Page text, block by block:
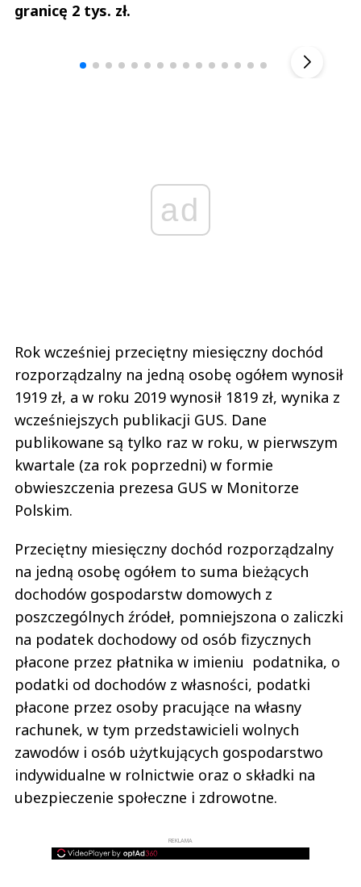
granicę 2 tys. zł.
ad
Rok wcześniej przeciętny miesięczny dochód
rozporządzalny na jedną osobę ogółem wynosił
1919 zł, a w roku 2019 wynosił 1819 zł, wynika z
wcześniejszych publikacji GUS. Dane
publikowane są tylko raz w roku, w pierwszym
kwartale (za rok poprzedni) w formie
obwieszczenia prezesa GUS w Monitorze
Polskim.
Przeciętny miesięczny dochód rozporządzalny
na jedną osobę ogółem to suma bieżących
dochodów gospodarstw domowych z
poszczególnych źródeł, pomniejszona o zaliczki
na podatek dochodowy od osób fizycznych
płacone przez płatnika w imieniu podatnika, o
podatki od dochodów z własności, podatki
płacone przez osoby pracujące na własny
rachunek, w tym przedstawicieli wolnych
zawodów i osób użytkujących gospodarstwo
indywidualne w rolnictwie oraz o składki na
ubezpieczenie społeczne i zdrowotne.
REKLAMA